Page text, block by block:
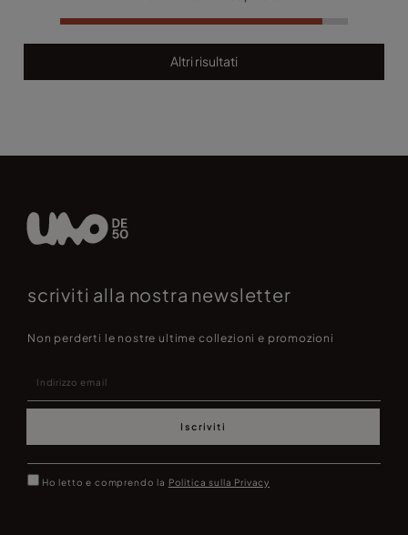
Altri risultati
scriviti alla nostra newsletter
Non perderti le nostre ultime collezioni e promozioni
Iscriviti
Ho letto e comprendo la Politica sulla Privacy